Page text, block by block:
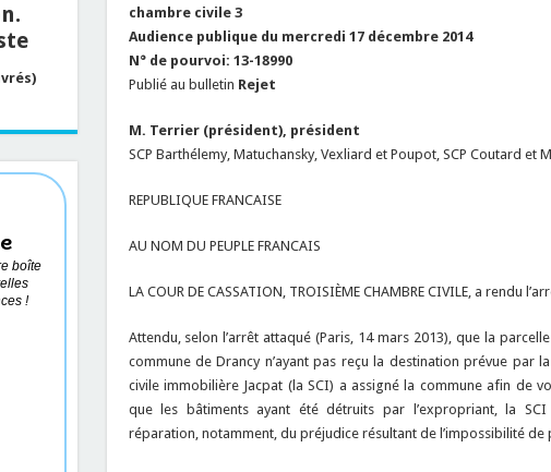
chambre civile 3
Audience publique du mercredi 17 décembre 2014
N° de pourvoi: 13-18990
Publié au bulletin Rejet
M. Terrier (président), président
SCP Barthélemy, Matuchansky, Vexliard et Poupot, SCP Coutard et
REPUBLIQUE FRANCAISE
AU NOM DU PEUPLE FRANCAIS
LA COUR DE CASSATION, TROISIÈME CHAMBRE CIVILE, a rendu
Attendu, selon l’arrêt attaqué (Paris, 14 mars 2013), que la
commune de Drancy n’ayant pas reçu la destination prévue par
civile immobilière Jacpat (la SCI) a assigné la commune afin de
que les bâtiments ayant été détruits par l’expropriant, la
réparation, notamment, du préjudice résultant de l’impossibilité
boîte
!